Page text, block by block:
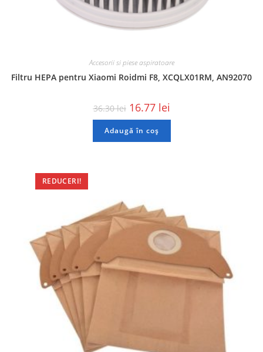
Accesorii si piese aspiratoare
Filtru HEPA pentru Xiaomi Roidmi F8, XCQLX01RM, AN92070
36.30lei 16.77 lei
Adaugă în coș
REDUCERI!